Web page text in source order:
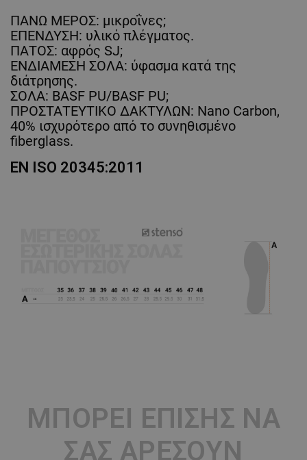
ΠΑΝΩ ΜΕΡΟΣ: μικροΐνες;
ΕΠΕΝΔΥΣΗ: υλικό πλέγματος.
ΠΑΤΟΣ: αφρός SJ;
ΕΝΔΙΑΜΕΣΗ ΣΟΛΑ: ύφασμα κατά της
διάτρησης.
ΣΟΛΑ: BASF PU/BASF PU;
ΠΡΟΣΤΑΤΕΥΤΙΚΟ ΔΑΚΤΥΛΩΝ: Nano Carbon,
40% ισχυρότερο από το συνηθισμένο
fiberglass.
EN ISO 20345:2011
ΜΠΟΡΕΊ ΕΠΊΣΗΣ ΝΑ
ΣΑΣ ΑΡΈΣΟΥΝ